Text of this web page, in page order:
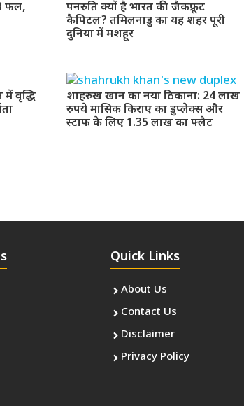
फल,
पनरुति क्यों है भारत की जैकफ्रूट
कैपिटल? तमिलनाडु का यह शहर पूरी
दुनिया में मशहूर
वृद्धि
शाहरुख खान का नया ठिकाना: 24 लाख
रुपये मासिक किराए का डुप्लेक्स और
स्टाफ के लिए 1.35 लाख का फ्लैट
Quick Links
About Us
Contact Us
Disclaimer
Privacy Policy